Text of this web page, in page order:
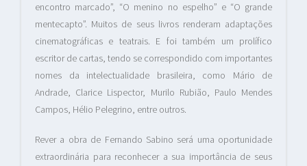
encontro marcado”, “O menino no espelho” e “O grande
mentecapto”. Muitos de seus livros renderam adaptações
cinematográficas e teatrais. E foi também um prolífico
escritor de cartas, tendo se correspondido com importantes
nomes da intelectualidade brasileira, como Mário de
Andrade, Clarice Lispector, Murilo Rubião, Paulo Mendes
Campos, Hélio Pelegrino, entre outros.
Rever a obra de Fernando Sabino será uma oportunidade
extraordinária para reconhecer a sua importância de seus